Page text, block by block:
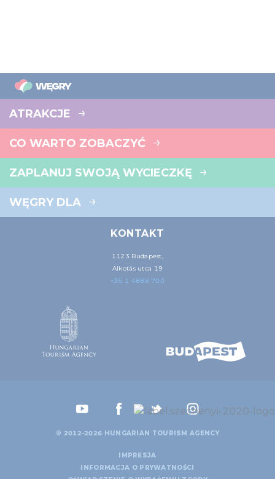
ATRAKCJE
CO WARTO ZOBACZYĆ
ZAPLANUJ SWOJĄ WYCIECZKĘ
WĘGRY DLA
KONTAKT
1123 Budapest,
Alkotás utca 19
+36 1 4888 700
© 2012-2026 HUNGARIAN TOURISM AGENCY
IMPRESJA
INFORMACJA O PRYWATNOŚCI